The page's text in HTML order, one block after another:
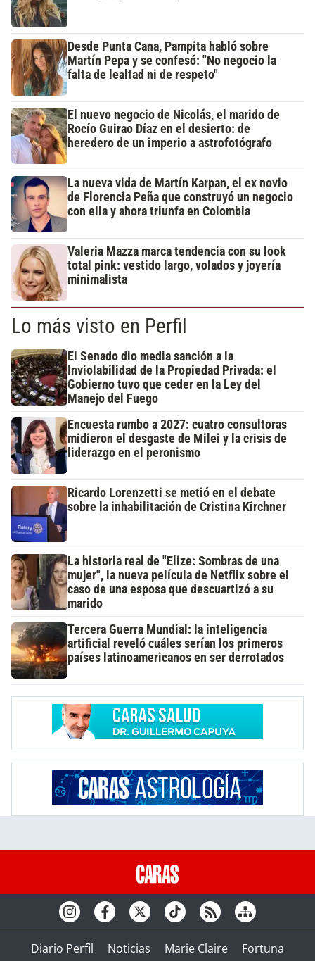
Desde Punta Cana, Pampita habló sobre
Martín Pepa y se confesó: "No negocio la
falta de lealtad ni de respeto"
El nuevo negocio de Nicolás, el marido de
Rocío Guirao Díaz en el desierto: de
heredero de un imperio a astrofotógrafo
La nueva vida de Martín Karpan, el ex novio
de Florencia Peña que construyó un negocio
con ella y ahora triunfa en Colombia
Valeria Mazza marca tendencia con su look
total pink: vestido largo, volados y joyería
minimalista
Lo más visto en Perfil
El Senado dio media sanción a la
Inviolabilidad de la Propiedad Privada: el
Gobierno tuvo que ceder en la Ley del
Manejo del Fuego
Encuesta rumbo a 2027: cuatro consultoras
midieron el desgaste de Milei y la crisis de
liderazgo en el peronismo
Ricardo Lorenzetti se metió en el debate
sobre la inhabilitación de Cristina Kirchner
La historia real de "Elize: Sombras de una
mujer", la nueva película de Netflix sobre el
caso de una esposa que descuartizó a su
marido
Tercera Guerra Mundial: la inteligencia
artificial reveló cuáles serían los primeros
países latinoamericanos en ser derrotados
Diario Perfil Noticias Marie Claire Fortuna